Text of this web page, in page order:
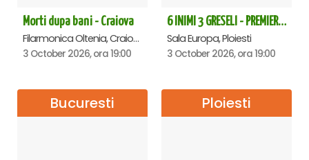
Morti dupa bani - Craiova
Filarmonica Oltenia, Craiova
3 October 2026, ora 19:00
6 INIMI 3 GRESELI - PREMIERA - Ploiesti
Sala Europa, Ploiesti
3 October 2026, ora 19:00
Bucuresti Ploiesti